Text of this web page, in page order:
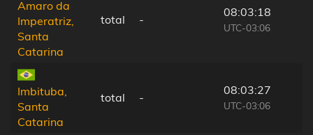
Amaro da
Imperatriz,
Santa
Catarina
total -
08:03:18
UTC-03:06
Imbituba,
Santa
Catarina
total -
08:03:27
UTC-03:06